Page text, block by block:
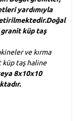
yardımıyla
granit küp taş
ve kırma
küp taş haline
8x10x10